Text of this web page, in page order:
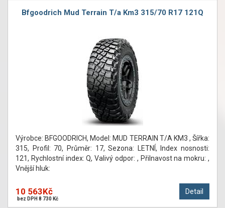
Bfgoodrich Mud Terrain T/a Km3 315/70 R17 121Q
Výrobce: BFGOODRICH, Model: MUD TERRAIN T/A KM3 , Šířka:
315, Profil: 70, Průměr: 17, Sezona: LETNÍ, Index nosnosti:
121, Rychlostní index: Q, Valivý odpor: , Přilnavost na mokru: ,
Vnější hluk:
Detail
10 563Kč
bez DPH 8 730 Kč